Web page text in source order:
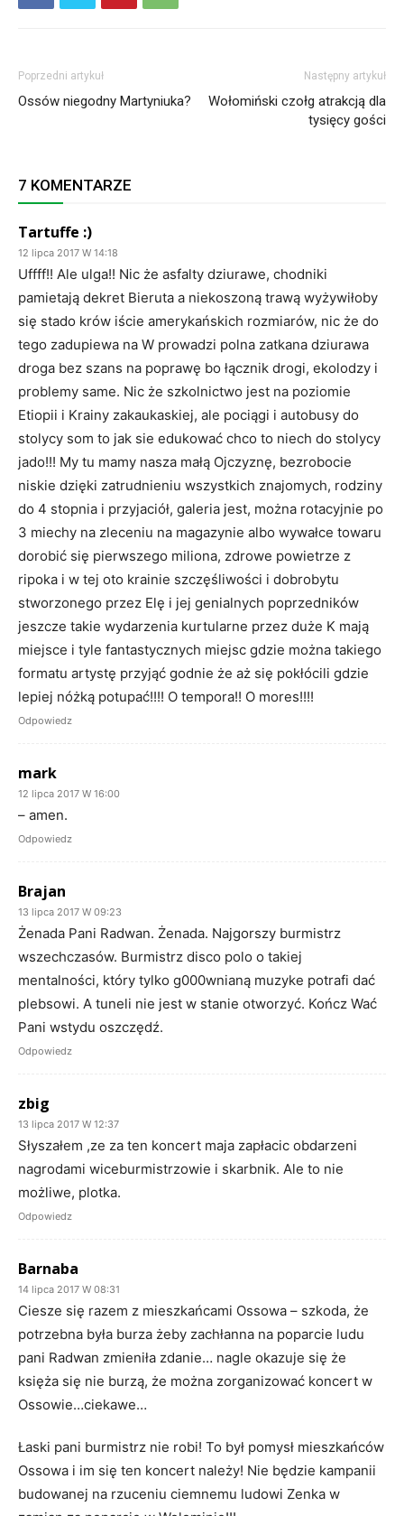
Poprzedni artykuł
Ossów niegodny Martyniuka?
Następny artykuł
Wołomiński czołg atrakcją dla
tysięcy gości
7 KOMENTARZE
Tartuffe :)
12 lipca 2017 W 14:18
Uffff!! Ale ulga!! Nic że asfalty dziurawe, chodniki
pamietają dekret Bieruta a niekoszoną trawą wyżywiłoby
się stado krów iście amerykańskich rozmiarów, nic że do
tego zadupiewa na W prowadzi polna zatkana dziurawa
droga bez szans na poprawę bo łącznik drogi, ekolodzy i
problemy same. Nic że szkolnictwo jest na poziomie
Etiopii i Krainy zakaukaskiej, ale pociągi i autobusy do
stolycy som to jak sie edukować chco to niech do stolycy
jado!!! My tu mamy nasza małą Ojczyznę, bezrobocie
niskie dzięki zatrudnieniu wszystkich znajomych, rodziny
do 4 stopnia i przyjaciół, galeria jest, można rotacyjnie po
3 miechy na zleceniu na magazynie albo wywałce towaru
dorobić się pierwszego miliona, zdrowe powietrze z
ripoka i w tej oto krainie szczęśliwości i dobrobytu
stworzonego przez Elę i jej genialnych poprzedników
jeszcze takie wydarzenia kurtularne przez duże K mają
miejsce i tyle fantastycznych miejsc gdzie można takiego
formatu artystę przyjąć godnie że aż się pokłócili gdzie
lepiej nóżką potupać!!!! O tempora!! O mores!!!!
Odpowiedz
mark
12 lipca 2017 W 16:00
– amen.
Odpowiedz
Brajan
13 lipca 2017 W 09:23
Żenada Pani Radwan. Żenada. Najgorszy burmistrz
wszechczasów. Burmistrz disco polo o takiej
mentalności, który tylko g000wnianą muzyke potrafi dać
plebsowi. A tuneli nie jest w stanie otworzyć. Kończ Wać
Pani wstydu oszczędź.
Odpowiedz
zbig
13 lipca 2017 W 12:37
Słyszałem ,ze za ten koncert maja zapłacic obdarzeni
nagrodami wiceburmistrzowie i skarbnik. Ale to nie
możliwe, plotka.
Odpowiedz
Barnaba
14 lipca 2017 W 08:31
Ciesze się razem z mieszkańcami Ossowa – szkoda, że
potrzebna była burza żeby zachłanna na poparcie ludu
pani Radwan zmieniła zdanie… nagle okazuje się że
księża się nie burzą, że można zorganizować koncert w
Ossowie…ciekawe…
Łaski pani burmistrz nie robi! To był pomysł mieszkańców
Ossowa i im się ten koncert należy! Nie będzie kampanii
budowanej na rzuceniu ciemnemu ludowi Zenka w